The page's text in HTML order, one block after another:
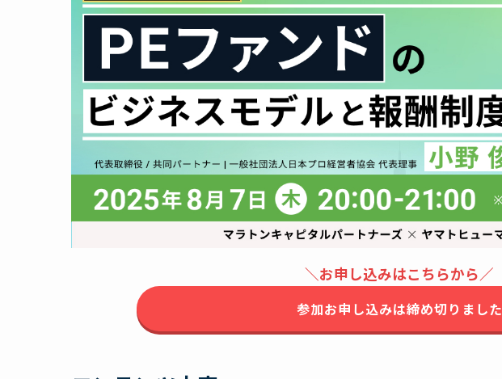
＼お申し込みはこちらから／
参加お申し込みは締め切りました